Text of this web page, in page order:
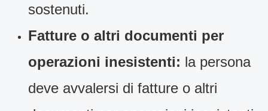
sostenuti.
Fatture o altri documenti per
operazioni inesistenti: la persona
deve avvalersi di fatture o altri